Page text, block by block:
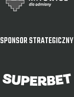
SPONSOR STRATEGICZNY